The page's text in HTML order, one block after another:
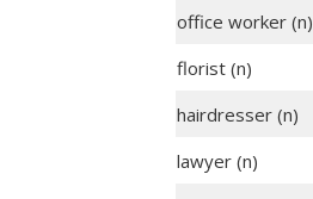
office worker (n)
florist (n)
hairdresser (n)
lawyer (n)